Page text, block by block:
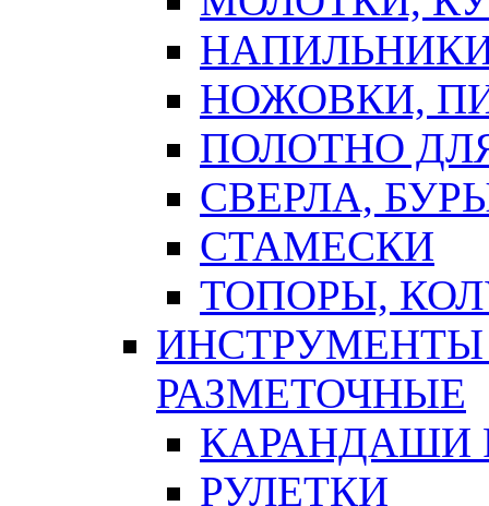
НОЖОВКИ,
ПОЛОТНО
СВЕРЛА,
СТАМЕСКИ
ТОПОРЫ,
ИНСТРУМЕНТЫ
РАЗМЕТОЧНЫЕ
КАРАНДАШИ
РУЛЕТКИ